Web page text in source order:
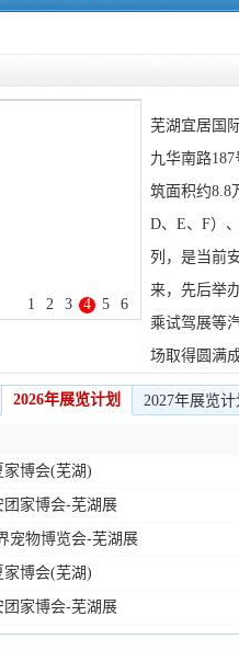
1 2 3 4 5 6
芜湖宜居国
九华南路
筑面积约8.8
D、E、F）
列，是当前
来，先后举
乘试驾展等
场取得圆满
2026年展览计划 2027年展览计
家博会(芜湖)
团家博会-芜湖展
宠物博览会-芜湖展
家博会(芜湖)
团家博会-芜湖展